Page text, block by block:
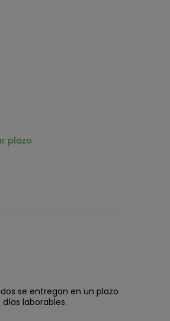
plazo
se entregan en un plazo
días laborables.